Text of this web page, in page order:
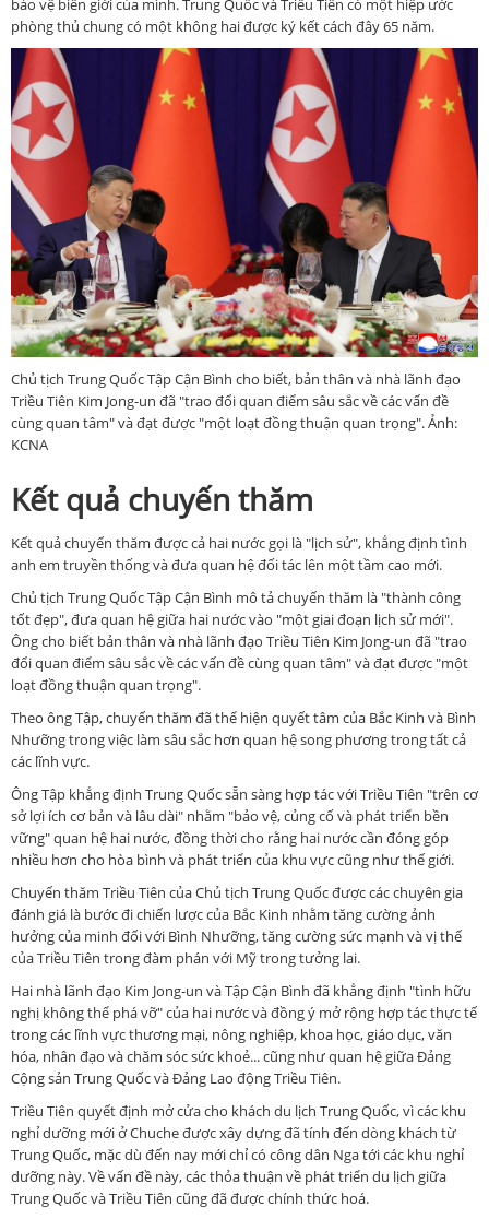
bảo vệ biên giới của mình. Trung Quốc và Triều Tiên có một hiệp ước
phòng thủ chung có một không hai được ký kết cách đây 65 năm.
Chủ tịch Trung Quốc Tập Cận Bình cho biết, bản thân và nhà lãnh đạo
Triều Tiên Kim Jong-un đã "trao đổi quan điểm sâu sắc về các vấn đề
cùng quan tâm" và đạt được "một loạt đồng thuận quan trọng". Ảnh:
KCNA
Kết quả chuyến thăm
Kết quả chuyến thăm được cả hai nước gọi là "lịch sử", khẳng định tình
anh em truyền thống và đưa quan hệ đối tác lên một tầm cao mới.
Chủ tịch Trung Quốc Tập Cận Bình mô tả chuyến thăm là "thành công
tốt đẹp", đưa quan hệ giữa hai nước vào "một giai đoạn lịch sử mới".
Ông cho biết bản thân và nhà lãnh đạo Triều Tiên Kim Jong-un đã "trao
đổi quan điểm sâu sắc về các vấn đề cùng quan tâm" và đạt được "một
loạt đồng thuận quan trọng".
Theo ông Tập, chuyến thăm đã thể hiện quyết tâm của Bắc Kinh và Bình
Nhưỡng trong việc làm sâu sắc hơn quan hệ song phương trong tất cả
các lĩnh vực.
Ông Tập khẳng định Trung Quốc sẵn sàng hợp tác với Triều Tiên "trên cơ
sở lợi ích cơ bản và lâu dài" nhằm "bảo vệ, củng cố và phát triển bền
vững" quan hệ hai nước, đồng thời cho rằng hai nước cần đóng góp
nhiều hơn cho hòa bình và phát triển của khu vực cũng như thế giới.
Chuyến thăm Triều Tiên của Chủ tịch Trung Quốc được các chuyên gia
đánh giá là bước đi chiến lược của Bắc Kinh nhằm tăng cường ảnh
hưởng của minh đối với Bình Nhưỡng, tăng cường sức mạnh và vị thế
của Triều Tiên trong đàm phán với Mỹ trong tưởng lai.
Hai nhà lãnh đạo Kim Jong-un và Tập Cận Bình đã khẳng định "tình hữu
nghị không thể phá vỡ" của hai nước và đồng ý mở rộng hợp tác thực tế
trong các lĩnh vực thương mại, nông nghiệp, khoa học, giáo dục, văn
hóa, nhân đạo và chăm sóc sức khoẻ... cũng như quan hệ giữa Đảng
Cộng sản Trung Quốc và Đảng Lao động Triều Tiên.
Triều Tiên quyết định mở cửa cho khách du lịch Trung Quốc, vì các khu
nghỉ dưỡng mới ở Chuche được xây dựng đã tính đến dòng khách từ
Trung Quốc, mặc dù đến nay mới chỉ có công dân Nga tới các khu nghỉ
dưỡng này. Về vấn đề này, các thỏa thuận về phát triển du lịch giữa
Trung Quốc và Triều Tiên cũng đã được chính thức hoá.